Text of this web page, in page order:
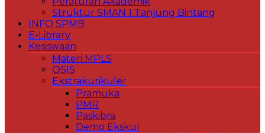
Struktur SMAN 1 Tanjung Bintang
INFO SPMB
E-Library
Kesiswaan
Materi MPLS
OSIS
Ekstrakurikuler
Pramuka
PMR
Paskibra
Demo Ekskul